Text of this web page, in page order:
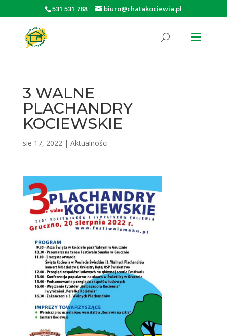
Otwórz pasek narzędzi
531 531 788 biuro@chatakociewia.pl
3 WALNE
PLACHANDRY
KOCIEWSKIE
sie 17, 2022| Aktualności